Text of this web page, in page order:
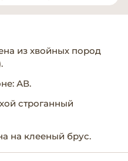
из хвойных пород
АВ.
строганный
на клееный брус.